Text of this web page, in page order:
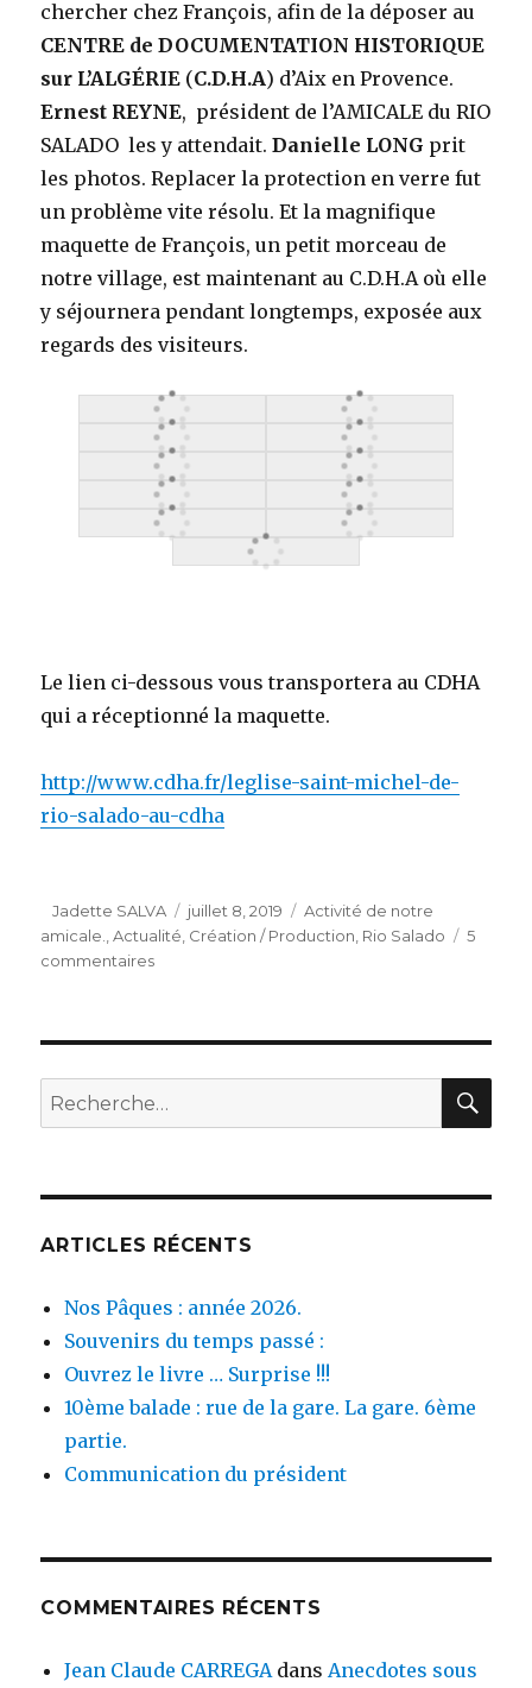
chercher chez François, afin de la déposer au
CENTRE de DOCUMENTATION HISTORIQUE
sur L’ALGÉRIE (C.D.H.A) d’Aix en Provence.
Ernest REYNE, président de l’AMICALE du RIO
SALADO les y attendait.Danielle LONG prit
les photos. Replacer la protection en verre fut
un problème vite résolu. Et la magnifique
maquette de François, un petit morceau de
notre village, est maintenant au C.D.H.A où elle
y séjournera pendant longtemps, exposée aux
regards des visiteurs.
Le lien ci-dessous vous transportera au CDHA
qui a réceptionné la maquette.
http://www.cdha.fr/leglise-saint-michel-de-
rio-salado-au-cdha
Auteur
Jadette SALVA
Publié
le
juillet 8, 2019 Catégories
Activité de notre
amicale.
,Actualité Création / Production Rio Salado
5
commentairessur
de
RIO
SALADO
LAROZA.
Recherche
pour :
ARTICLES RÉCENTS
Nos Pâques : année 2026.
Souvenirs du temps passé :
Ouvrez le livre … Surprise !!!
10ème balade : rue de la gare. La gare. 6ème
partie.
Communication du président
COMMENTAIRES RÉCENTS
Jean Claude CARREGA dans Anecdotes sous